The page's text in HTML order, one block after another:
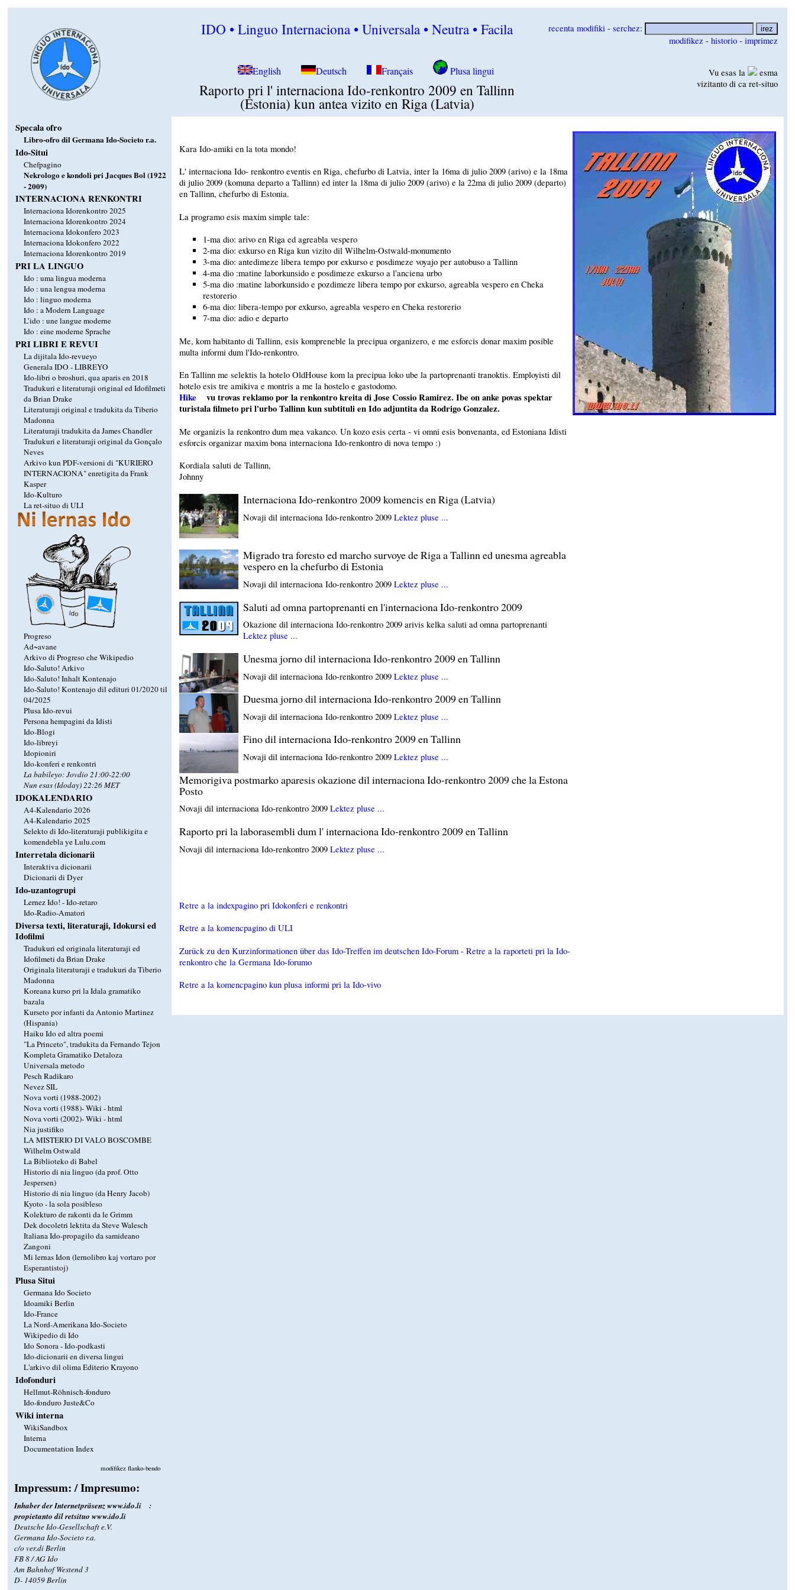
IDO • Linguo Internaciona • Universala • Neutra • Facila
English Deutsch Français Plusa lingui
Raporto pri l' internaciona Ido-renkontro 2009 en Tallinn
(Estonia) kun antea vizito en Riga (Latvia)
recenta modifiki - serchez:
modifikez -historio -imprimez
Vu esas la
esma
vizitanto di ca ret-situo
Specala ofro
Libro-ofro dil Germana Ido-Societo r.a.
Ido-Situi
Chefpagino
Nekrologo e kondoli pri Jacques Bol (1922
- 2009)
INTERNACIONA RENKONTRI
Internaciona Idorenkontro 2025
Internaciona Idorenkontro 2024
Internaciona Idokonfero 2023
Internaciona Idokonfero 2022
Internaciona Idorenkontro 2019
PRI LA LINGUO
Ido : uma lingua moderna
Ido : una lengua moderna
Ido : linguo moderna
Ido : a Modern Language
L’ido : une langue moderne
Ido : eine moderne Sprache
PRI LIBRI E REVUI
La dijitala Ido-revueyo
Generala IDO - LIBREYO
Ido-libri o broshuri, qua aparis en 2018
Tradukuri e literaturaji original ed Idofilmeti
da Brian Drake
Literaturaji original e tradukita da Tiberio
Madonna
Literaturaji tradukita da James Chandler
Tradukuri e literaturaji original da Gonçalo
Neves
Arkivo kun PDF-versioni di "KURIERO
INTERNACIONA" enretigita da Frank
Kasper
Ido-Kulturo
La ret-situo di ULI
Progreso
Ad~avane
Arkivo di Progreso che Wikipedio
Ido-Saluto! Arkivo
Ido-Saluto! Inhalt Kontenajo
Ido-Saluto! Kontenajo dil edituri 01/2020 til
04/2025
Plusa Ido-revui
Persona hempagini da Idisti
Ido-Blogi
Ido-libreyi
Idopioniri
Ido-konferi e renkontri
La babileyo: Jovdio 21:00-22:00
Nun esas (Idoday) 22:26 MET
IDOKALENDARIO
A4-Kalendario 2026
A4-Kalendario 2025
Selekto di Ido-literaturaji publikigita e
komendebla ye Lulu.com
Interretala dicionarii
Interaktiva dicionarii
Dicionarii di Dyer
Ido-uzantogrupi
Lernez Ido! - Ido-retaro
Ido-Radio-Amatori
Diversa texti, literaturaji, Idokursi ed
Idofilmi
Tradukuri ed originala literaturaji ed
Idofilmeti da Brian Drake
Originala literaturaji e tradukuri da Tiberio
Madonna
Koreana kurso pri la Idala gramatiko
bazala
Kurseto por infanti da Antonio Martinez
(Hispania)
Haiku Ido ed altra poemi
"La Princeto", tradukita da Fernando Tejon
Kompleta Gramatiko Detaloza
Universala metodo
Pesch Radikaro
Nevez SIL
Nova vorti (1988-2002)
Nova vorti (1988)-Wiki -html
Nova vorti (2002)-Wiki -html
Nia justifiko
LA MISTERIO DI VALO BOSCOMBE
Wilhelm Ostwald
La Biblioteko di Babel
Historio di nia linguo (da prof. Otto
Jespersen)
Historio di nia linguo (da Henry Jacob)
Kyoto - la sola posibleso
Kolekturo de rakonti da le Grimm
Dek docoletri lektita da Steve Walesch
Italiana Ido-propagilo da samideano
Zangoni
Mi lernas Idon (lernolibro kaj vortaro por
Esperantistoj)
Plusa Situi
Germana Ido Societo
Idoamiki Berlin
Ido-France
La Nord-Amerikana Ido-Societo
Wikipedio di Ido
Ido Sonora - Ido-podkasti
Ido-dicionarii en diversa lingui
L'arkivo dil olima Editerio Krayono
Idofonduri
Hellmut-Röhnisch-fonduro
Ido-fonduro Juste&Co
Wiki interna
WikiSandbox
Interna
Documentation Index
modifikez flanko-bendo
Impressum: / Impresumo:
Inhaber der Internetpräsenzwww.ido.li
:
propietanto dil retsituowww.ido.li
Deutsche Ido-Gesellschaft e.V.
Germana Ido-Societo r.a.
c/o ver.di Berlin
FB 8 / AG Ido
Am Bahnhof Westend 3
D- 14059 Berlin
Kara Ido-amiki en la tota mondo!
L' internaciona Ido- renkontro eventis en Riga, chefurbo di Latvia, inter la 16ma di julio 2009 (arivo) e la 18ma
di julio 2009 (komuna departo a Tallinn) ed inter la 18ma di julio 2009 (arivo) e la 22ma di julio 2009 (departo)
en Tallinn, chefurbo di Estonia.
La programo esis maxim simple tale:
1-ma dio: arivo en Riga ed agreabla vespero
2-ma dio: exkurso en Riga kun vizito dil Wilhelm-Ostwald-monumento
3-ma dio: antedimeze libera tempo por exkurso e posdimeze voyajo per autobuso a Tallinn
4-ma dio :matine laborkunsido e posdimeze exkurso a l'anciena urbo
5-ma dio :matine laborkunsido e pozdimeze libera tempo por exkurso, agreabla vespero en Cheka
restorerio
6-ma dio: libera-tempo por exkurso, agreabla vespero en Cheka restorerio
7-ma dio: adio e departo
Me, kom habitanto di Tallinn, esis kompreneble la precipua organizero, e me esforcis donar maxim posible
multa informi dum l'Ido-renkontro.
En Tallinn me selektis la hotelo OldHouse kom la precipua loko ube la partoprenanti tranoktis. Employisti dil
hotelo esis tre amikiva e montris a me la hostelo e gastodomo.
Hike vu trovas reklamo por la renkontro kreita di Jose Cossio Ramirez. Ibe on anke povas spektar
turistala filmeto pri l'urbo Tallinn kun subtituli en Ido adjuntita da Rodrigo Gonzalez.
Me organizis la renkontro dum mea vakanco. Un kozo esis certa - vi omni esis bonvenanta, ed Estoniana Idisti
esforcis organizar maxim bona internaciona Ido-renkontro di nova tempo :)
Kordiala saluti de Tallinn,
Johnny
Internaciona Ido-renkontro 2009 komencis en Riga (Latvia)
Novaji dil internaciona Ido-renkontro 2009 Lektez pluse ...
Migrado tra foresto ed marcho survoye de Riga a Tallinn ed unesma agreabla
vespero en la chefurbo di Estonia
Novaji dil internaciona Ido-renkontro 2009 Lektez pluse ...
Saluti ad omna partoprenanti en l'internaciona Ido-renkontro 2009
Okazione dil internaciona Ido-renkontro 2009 arivis kelka saluti ad omna partoprenanti
Lektez pluse ...
Unesma jorno dil internaciona Ido-renkontro 2009 en Tallinn
Novaji dil internaciona Ido-renkontro 2009 Lektez pluse ...
Duesma jorno dil internaciona Ido-renkontro 2009 en Tallinn
Novaji dil internaciona Ido-renkontro 2009 Lektez pluse ...
Fino dil internaciona Ido-renkontro 2009 en Tallinn
Novaji dil internaciona Ido-renkontro 2009 Lektez pluse ...
Memorigiva postmarko aparesis okazione dil internaciona Ido-renkontro 2009 che la Estona
Posto
Novaji dil internaciona Ido-renkontro 2009Lektez pluse ...
Raporto pri la laborasembli dum l' internaciona Ido-renkontro 2009 en Tallinn
Novaji dil internaciona Ido-renkontro 2009Lektez pluse ...
Retre a la indexpagino pri Idokonferi e renkontri
Retre a la komencpagino di ULI
Zurück zu den Kurzinformationen über das Ido-Treffen im deutschen Ido-Forum - Retre a la raporteti pri la Ido-
renkontro che la Germana Ido-forumo
Retre a la komencpagino kun plusa informi pri la Ido-vivo